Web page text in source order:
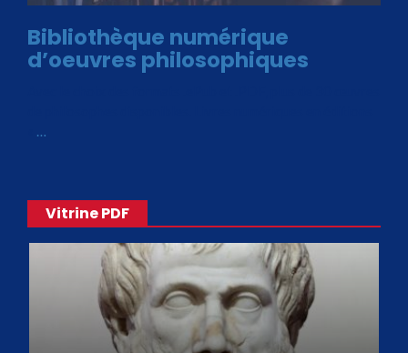
Bibliothèque numérique
d’oeuvres philosophiques
…
Vitrine PDF